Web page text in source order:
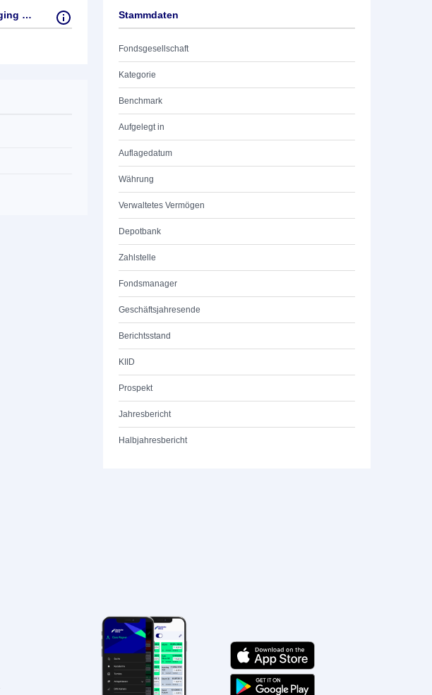
Rating für Candriam Eqs L Emerging Markets Stammdaten
Fondsgesellschaft
Kategorie
Benchmark
Aufgelegt in
Auflagedatum
Währung
Verwaltetes Vermögen
Depotbank
Zahlstelle
Fondsmanager
Geschäftsjahresende
Berichtsstand
KIID
Prospekt
Jahresbericht
Halbjahresbericht